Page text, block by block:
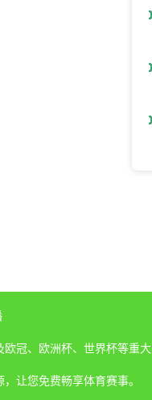
冠、欧洲杯、世界杯等重
让您免费畅享体育赛事。